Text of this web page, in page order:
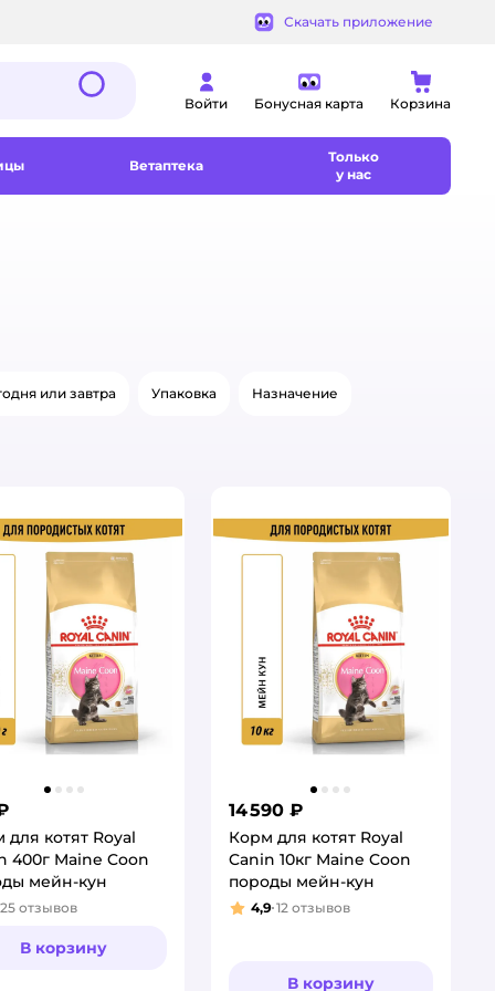
Скачать приложение
Войти Бонусная карта Корзина
Ветаптека
Только
у нас
или завтра Упаковка Назначение
для котят Royal
400г Maine Coon
мейн-кун
отзывов
В корзину
14 590 ₽
Корм для котят Royal
Canin 10кг Maine Coon
породы мейн-кун
Рейтинг:
4,9 12 отзывов
В корзину